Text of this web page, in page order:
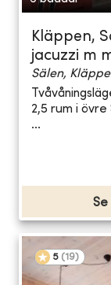
Kläppen,
jacuzzi m
Sälen,
2,5 rum i övre
...
Se
5 (19)